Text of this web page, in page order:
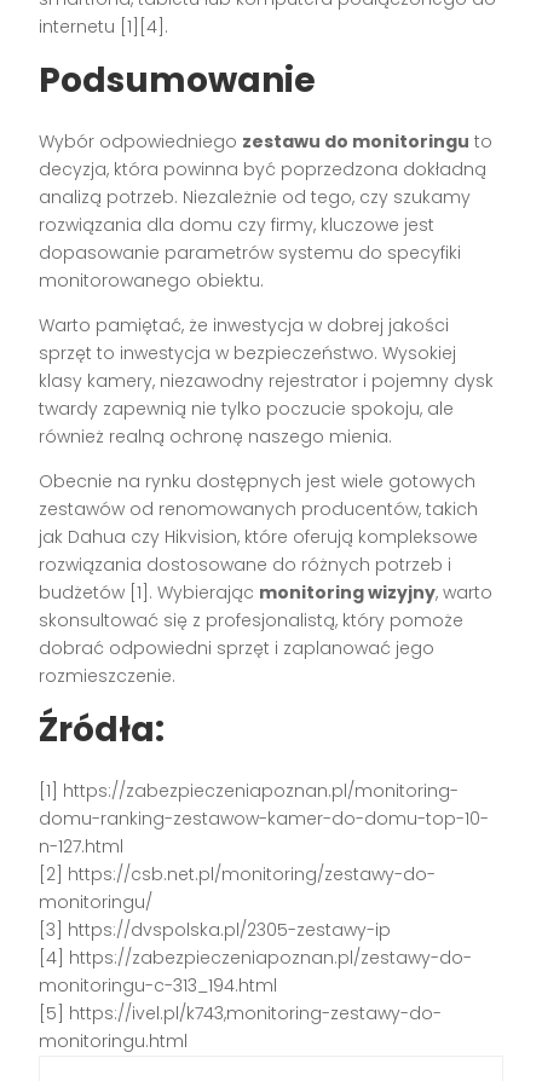
internetu [1][4].
Podsumowanie
Wybór odpowiedniego zestawu do monitoringu to
decyzja, która powinna być poprzedzona dokładną
analizą potrzeb. Niezależnie od tego, czy szukamy
rozwiązania dla domu czy firmy, kluczowe jest
dopasowanie parametrów systemu do specyfiki
monitorowanego obiektu.
Warto pamiętać, że inwestycja w dobrej jakości
sprzęt to inwestycja w bezpieczeństwo. Wysokiej
klasy kamery, niezawodny rejestrator i pojemny dysk
twardy zapewnią nie tylko poczucie spokoju, ale
również realną ochronę naszego mienia.
Obecnie na rynku dostępnych jest wiele gotowych
zestawów od renomowanych producentów, takich
jak Dahua czy Hikvision, które oferują kompleksowe
rozwiązania dostosowane do różnych potrzeb i
budżetów [1]. Wybierając monitoring wizyjny, warto
skonsultować się z profesjonalistą, który pomoże
dobrać odpowiedni sprzęt i zaplanować jego
rozmieszczenie.
Źródła:
[1] https://zabezpieczeniapoznan.pl/monitoring-
domu-ranking-zestawow-kamer-do-domu-top-10-
n-127.html
[2] https://csb.net.pl/monitoring/zestawy-do-
monitoringu/
[3] https://dvspolska.pl/2305-zestawy-ip
[4] https://zabezpieczeniapoznan.pl/zestawy-do-
monitoringu-c-313_194.html
[5] https://ivel.pl/k743,monitoring-zestawy-do-
monitoringu.html